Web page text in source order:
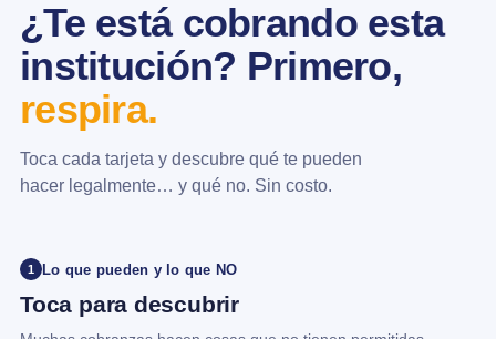
¿Te está cobrando esta
institución? Primero,
respira.
Toca cada tarjeta y descubre qué te pueden
hacer legalmente… y qué no. Sin costo.
1 Lo que pueden y lo que NO
Toca para descubrir